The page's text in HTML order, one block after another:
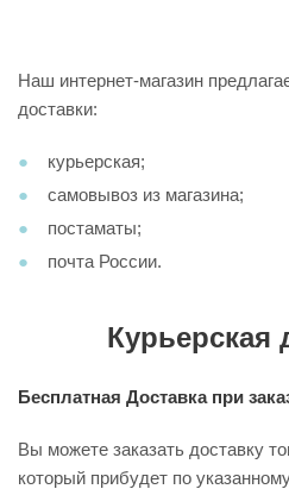
Наш интернет-магазин
доставки:
курьерская;
самовывоз из магазина;
постаматы;
почта России.
Курьерская
Бесплатная Доставка при
Вы можете заказать доставку
который прибудет по